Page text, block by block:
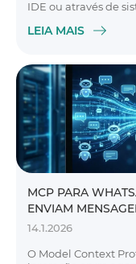
IDE ou através de
LEIA MAIS
MCP PARA
ENVIAM
14.1.2026
O Model Context